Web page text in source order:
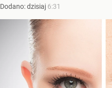
Dodano:dzisiaj 6:31